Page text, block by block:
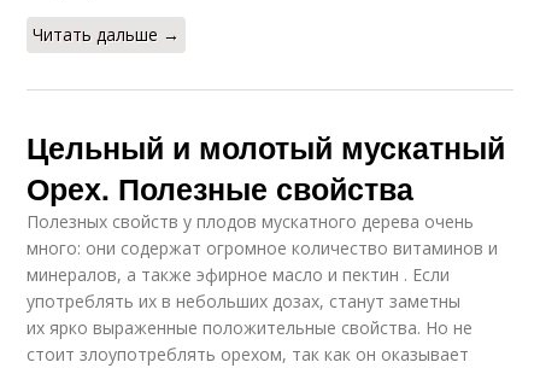
Читать дальше →
Цельный и молотый мускатный
Орех. Полезные свойства
Полезных свойств у плодов мускатного дерева очень
много: они содержат огромное количество витаминов и
минералов, а также эфирное масло и пектин . Если
употреблять их в небольших дозах, станут заметны
их ярко выраженные положительные свойства. Но не
стоит злоупотреблять орехом, так как он оказывает